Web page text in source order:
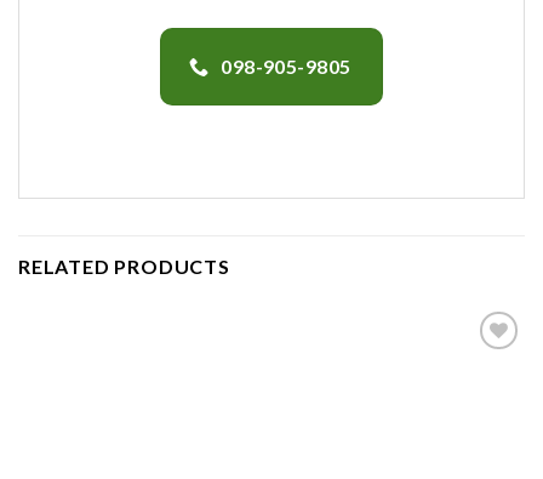
098-905-9805
RELATED PRODUCTS